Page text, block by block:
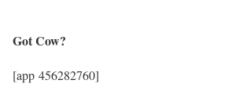
Got Cow?
[app 456282760]